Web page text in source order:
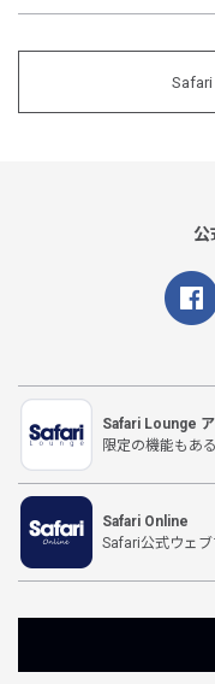
公
Safari Lounge
限定の機能もあ
Safari Online
Safari公式ウェ